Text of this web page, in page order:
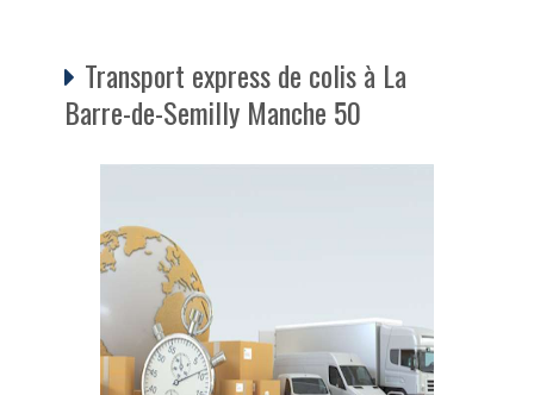
Transport express de colis à La
Barre-de-Semilly Manche 50